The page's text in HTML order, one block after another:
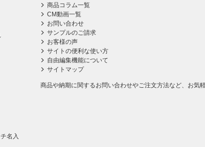
名入
商品コラム一覧
CM動画一覧
お問い合わせ
サンプルのご請求
お客様の声
サイトの便利な使い方
自由編集機能について
サイトマップ
商品や納期に関するお問い合わせやご注文方法など、お気